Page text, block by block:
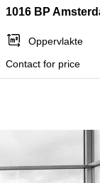
1016 BP
Oppervlakte
Contact for price